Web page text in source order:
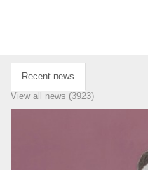
Recent news
View all news (3923)